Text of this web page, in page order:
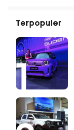
Terpopuler